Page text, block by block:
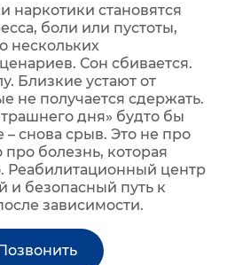
наркотики становятся
боли или пустоты,
нескольких
Сон сбивается.
Близкие устают от
не получается сдержать.
дня» будто бы
– снова срыв. Это не про
про болезнь, которая
Реабилитационный центр
и безопасный путь к
зависимости.